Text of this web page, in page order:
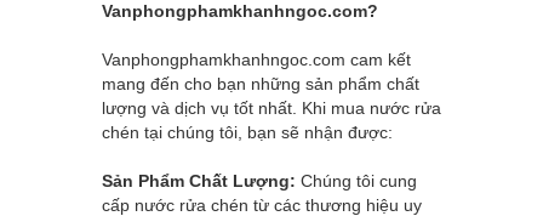
Vanphongphamkhanhngoc.com?
Vanphongphamkhanhngoc.com cam kết
mang đến cho bạn những sản phẩm chất
lượng và dịch vụ tốt nhất. Khi mua nước rửa
chén tại chúng tôi, bạn sẽ nhận được:
Sản Phẩm Chất Lượng: Chúng tôi cung
cấp nước rửa chén từ các thương hiệu uy